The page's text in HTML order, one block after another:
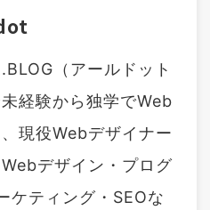
（アールドット
経験から独学でWeb
現役Webデザイナー
デザイン・プログ
ケティング・SEOな